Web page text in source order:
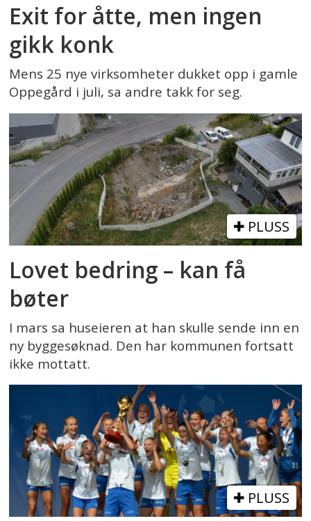
Exit for åtte, men ingen
gikk konk
Mens 25 nye virksomheter dukket opp i gamle
Oppegård i juli, sa andre takk for seg.
PLUSS
Lovet bedring – kan få
bøter
I mars sa huseieren at han skulle sende inn en
ny byggesøknad. Den har kommunen fortsatt
ikke mottatt.
PLUSS